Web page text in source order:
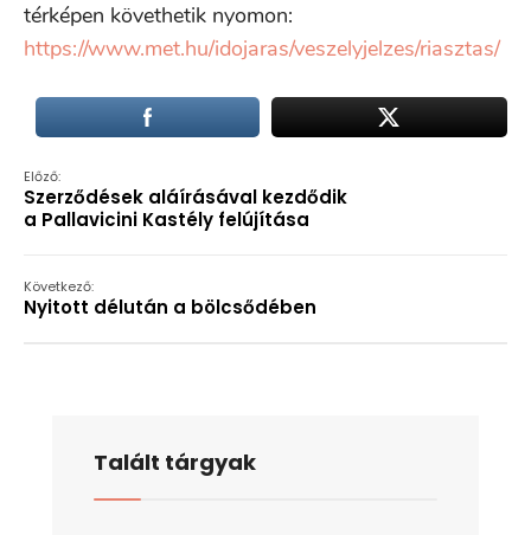
térképen követhetik nyomon:
https://www.met.hu/idojaras/veszelyjelzes/riasztas/
Előző:
Szerződések aláírásával kezdődik
a Pallavicini Kastély felújítása
Következő:
Nyitott délután a bölcsődében
Talált tárgyak